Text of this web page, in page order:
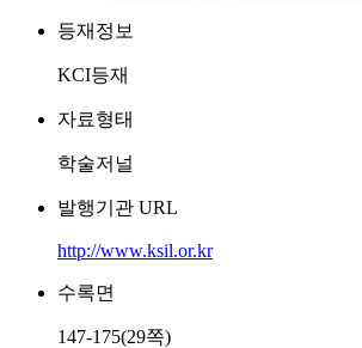
등재정보
KCI등재
자료형태
학술저널
발행기관 URL
http://www.ksil.or.kr
수록면
147-175(29쪽)